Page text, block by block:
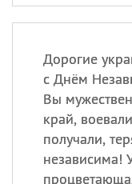
Дорогие
с Днём
Вы
край,
получали,
независима!